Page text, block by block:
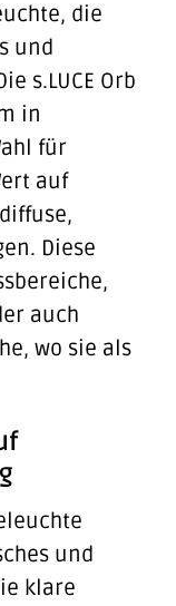
die
und
s.LUCE Orb
in
für
auf
Diese
auch
wo sie als
und
klare